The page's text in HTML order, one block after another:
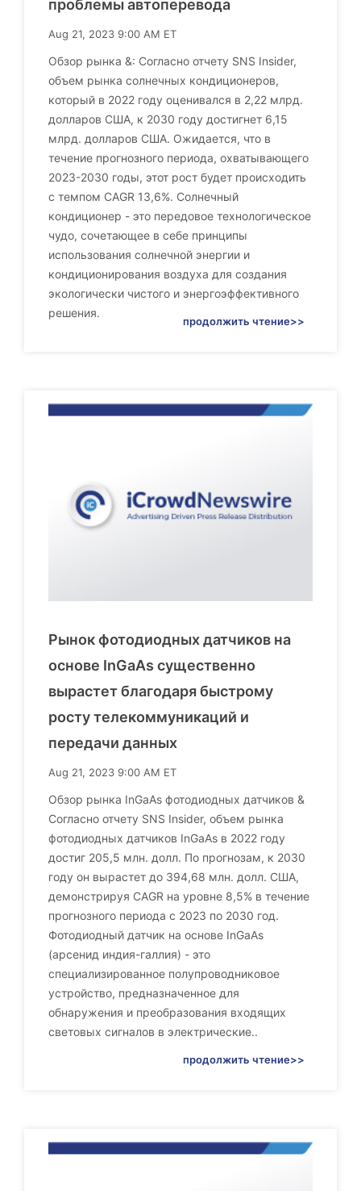
проблемы автоперевода
Aug 21, 2023 9:00 AM ET
Обзор рынка &: Согласно отчету SNS Insider,
объем рынка солнечных кондиционеров,
который в 2022 году оценивался в 2,22 млрд.
долларов США, к 2030 году достигнет 6,15
млрд. долларов США. Ожидается, что в
течение прогнозного периода, охватывающего
2023-2030 годы, этот рост будет происходить
с темпом CAGR 13,6%. Солнечный
кондиционер - это передовое технологическое
чудо, сочетающее в себе принципы
использования солнечной энергии и
кондиционирования воздуха для создания
экологически чистого и энергоэффективного
решения.
продолжить чтение>>
Рынок фотодиодных датчиков на
основе InGaAs существенно
вырастет благодаря быстрому
росту телекоммуникаций и
передачи данных
Aug 21, 2023 9:00 AM ET
Обзор рынка InGaAs фотодиодных датчиков &
Согласно отчету SNS Insider, объем рынка
фотодиодных датчиков InGaAs в 2022 году
достиг 205,5 млн. долл. По прогнозам, к 2030
году он вырастет до 394,68 млн. долл. США,
демонстрируя CAGR на уровне 8,5% в течение
прогнозного периода с 2023 по 2030 год.
Фотодиодный датчик на основе InGaAs
(арсенид индия-галлия) - это
специализированное полупроводниковое
устройство, предназначенное для
обнаружения и преобразования входящих
световых сигналов в электрические..
продолжить чтение>>